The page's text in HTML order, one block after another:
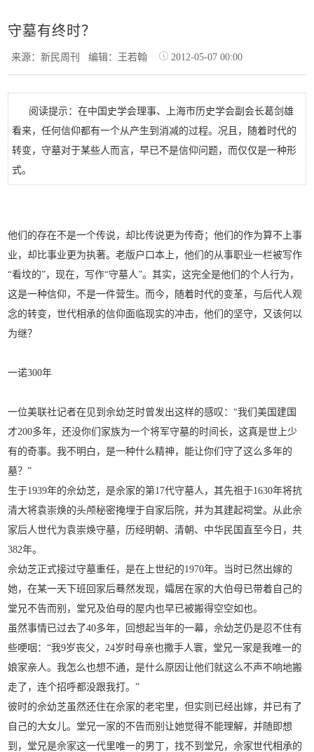
守墓有终时？
来源：新民周刊编辑：王若翰 2012-05-07 00:00
阅读提示：在中国史学会理事、上海市历史学会副会长葛剑雄
看来，任何信仰都有一个从产生到消减的过程。况且，随着时代的
转变，守墓对于某些人而言，早已不是信仰问题，而仅仅是一种形
式。
他们的存在不是一个传说，却比传说更为传奇；他们的作为算不上事
业，却比事业更为执著。老版户口本上，他们的从事职业一栏被写作
“看坟的”，现在，写作“守墓人”。其实，这完全是他们的个人行为，
这是一种信仰，不是一件营生。而今，随着时代的变革，与后代人观
念的转变，世代相承的信仰面临现实的冲击，他们的坚守，又该何以
为继？
一诺300年
一位美联社记者在见到佘幼芝时曾发出这样的感叹：“我们美国建国
才200多年，还没你们家族为一个将军守墓的时间长，这真是世上少
有的奇事。我不明白，是一种什么精神，能让你们守了这么多年的
墓？”
生于1939年的佘幼芝，是佘家的第17代守墓人，其先祖于1630年将抗
清大将袁崇焕的头颅秘密掩埋于自家后院，并为其建起祠堂。从此佘
家后人世代为袁崇焕守墓，历经明朝、清朝、中华民国直至今日，共
382年。
佘幼芝正式接过守墓重任，是在上世纪的1970年。当时已然出嫁的
她，在某一天下班回家后蓦然发现，孀居在家的大伯母已带着自己的
堂兄不告而别，堂兄及伯母的屋内也早已被搬得空空如也。
虽然事情已过去了40多年，回想起当年的一幕，佘幼芝仍是忍不住有
些哽咽：“我9岁丧父，24岁时母亲也撒手人寰，堂兄一家是我唯一的
娘家亲人。我怎么也想不通，是什么原因让他们就这么不声不响地搬
走了，连个招呼都没跟我打。”
彼时的佘幼芝虽然还住在佘家的老宅里，但实则已经出嫁，并已有了
自己的大女儿。堂兄一家的不告而别让她觉得不能理解，并随即想
到，堂兄是佘家这一代里唯一的男丁，找不到堂兄，佘家世代相承的